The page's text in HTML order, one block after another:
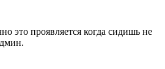
это проявляется когда сидишь не